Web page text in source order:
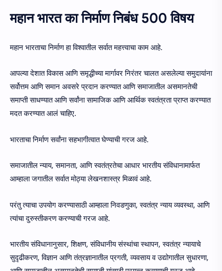
महान भारत का निर्माण निबंध 500 विषय
महान भारताचा निर्माण हा विश्वातील सर्वात महत्त्वाचा काम आहे.
आपल्या देशात विकास आणि समृद्धीच्या मार्गावर निरंतर चालत असलेल्या समुदायांना
सर्वोत्तम आणि समान अवसरे प्रदान करण्यात आणि समाजातील असमानतेची
समाप्ती साधण्यात आणि सर्वांना सामाजिक आणि आर्थिक स्वतंत्रता प्राप्त करण्यात
मदत करण्यात आलं चाहिए.
भारताचा निर्माण सर्वांना सहभागीत्वात घेण्याची गरज आहे.
समाजातील न्याय, समानता, आणि स्वतंत्रतेचा आधार भारतीय संविधानामार्फत
आम्हाला जगातील सर्वात मोठ्या लेखनशास्त्र मिळावं आहे.
परंतु त्याचा उपयोग करण्यासाठी आम्हाला निवडणुका, स्वतंत्र न्याय व्यवस्था, आणि
त्यांचा दुरुस्तीकरण करण्याची गरज आहे.
भारतीय संविधानानुसार, शिक्षण, संविधानीय संस्थांचा स्थापन, स्वतंत्र न्यायाचे
सुदृढीकरण, विज्ञान आणि तंत्रज्ञानातील प्रगती, व्यवसाय व उद्योगातील सुधारणा,